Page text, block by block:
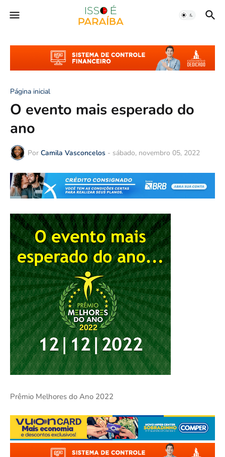
Página inicial
O evento mais esperado do
ano
Por Camila Vasconcelos - sábado, novembro 05, 2022
Prêmio Melhores do Ano 2022